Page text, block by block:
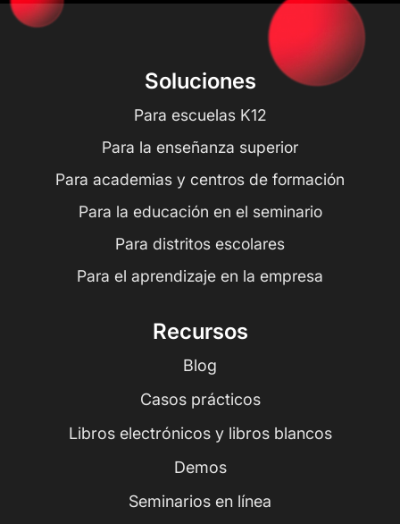
Soluciones
Para escuelas K12
Para la enseñanza superior
Para academias y centros de formación
Para la educación en el seminario
Para distritos escolares
Para el aprendizaje en la empresa
Recursos
Blog
Casos prácticos
Libros electrónicos y libros blancos
Demos
Seminarios en línea